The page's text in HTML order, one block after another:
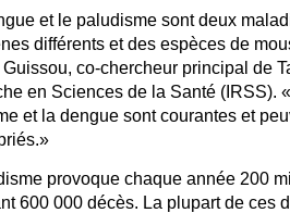
et le paludisme sont deux
différents et des espèces de
co-chercheur principal de
en Sciences de la Santé (IRSS).
et la dengue sont courantes et
provoque chaque année 200
600 000 décès. La plupart de ces